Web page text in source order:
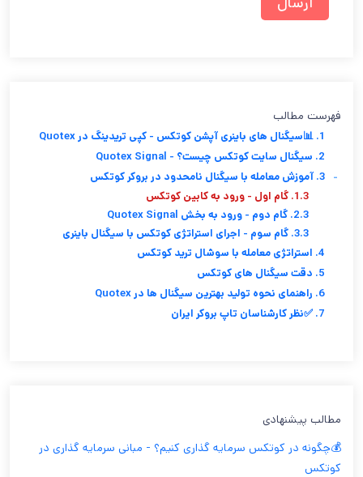
فهرست مطالب
1. 📊سیگنال های باینری آپشن کوتکس - کپی تریدینگ در Quotex
2. سیگنال سایت کوتکس چیست؟ - Quotex Signal
3. آموزش معامله با سیگنال نامحدود در بروکر کوتکس -
1.3. گام اول - ورود به کابین کوتکس
2.3. گام دوم - ورود به بخش Quotex Signal
3.3. گام سوم - اجرای استراتژی کوتکس با سیگنال باینری
4. استراتژی معامله با سوشال ترید کوتکس
5. دقت سیگنال های کوتکس
6. راهنمای نحوه تولید بهترین سیگنال ها در Quotex
7. ✅نظر کارشناسان تاپ بروکر ایران
مطالب پیشنهادی
💰چگونه در کوتکس سرمایه گذاری کنیم؟ - مبانی سرمایه گذاری در
کوتکس